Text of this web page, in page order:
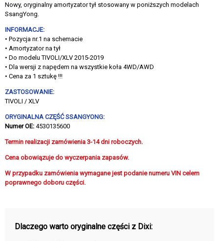
Nowy, oryginalny amortyzator tył stosowany w poniższych modelach
SsangYong.
INFORMACJE:
• Pozycja nr.1 na schemacie
• Amortyzator na tył
• Do modelu TIVOLI/XLV 2015-2019
• Dla wersji z napędem na wszystkie koła 4WD/AWD
• Cena za 1 sztukę !!!
ZASTOSOWANIE:
TIVOLI / XLV
ORYGINALNA CZĘŚĆ SSANGYONG:
Numer OE: 4530135600
Termin realizacji zamówienia 3-14 dni roboczych.
Cena obowiązuje do wyczerpania zapasów.
W przypadku zamówienia wymagane jest podanie numeru VIN celem
poprawnego doboru części.
Dlaczego warto oryginalne części z Dixi: